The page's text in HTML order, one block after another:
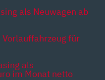
als Neuwagen ab
Vorlauffahrzeug für
als
im Monat netto